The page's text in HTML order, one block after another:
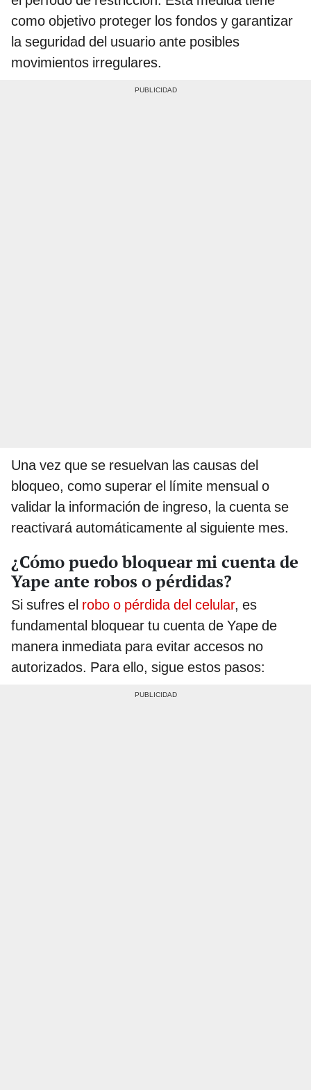
como objetivo proteger los fondos y garantizar
la seguridad del usuario ante posibles
movimientos irregulares.
Una vez que se resuelvan las causas del
bloqueo, como superar el límite mensual o
validar la información de ingreso, la cuenta se
reactivará automáticamente al siguiente mes.
¿Cómo puedo bloquear mi cuenta de
Yape ante robos o pérdidas?
Si sufres el robo o pérdida del celular, es
fundamental bloquear tu cuenta de Yape de
manera inmediata para evitar accesos no
autorizados. Para ello, sigue estos pasos: